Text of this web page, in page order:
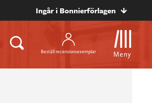
Ingår i Bonnierförlagen
Beställ recensionsexemplar Meny